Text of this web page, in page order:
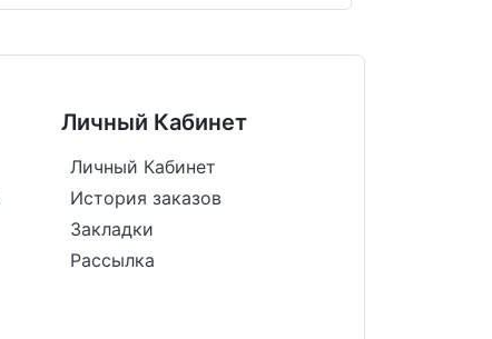
Личный Кабинет
Личный Кабинет
История заказов
Закладки
Рассылка